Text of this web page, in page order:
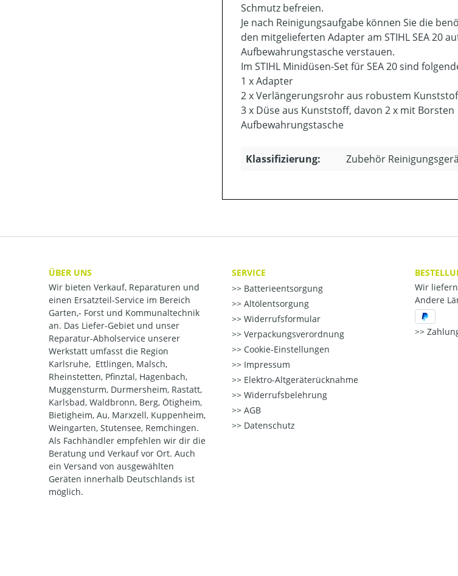
Schmutz befreien.
Je nach Reinigungsaufgabe können Sie die
den mitgelieferten Adapter am STIHL SEA 20
Aufbewahrungstasche verstauen.
Im STIHL Minidüsen-Set für SEA 20 sind
1 x Adapter
2 x Verlängerungsrohr aus robustem
3 x Düse aus Kunststoff, davon 2 x mit Borsten
Aufbewahrungstasche
Klassifizierung: Zubehör
ÜBER UNS
Wir bieten Verkauf, Reparaturen und
einen Ersatzteil-Service im Bereich
Garten,- Forst und Kommunaltechnik
an. Das Liefer-Gebiet und unser
Reparatur-Abholservice unserer
Werkstatt umfasst die Region
Karlsruhe, Ettlingen, Malsch,
Rheinstetten, Pfinztal, Hagenbach,
Muggensturm, Durmersheim, Rastatt,
Karlsbad, Waldbronn, Berg, Ötigheim,
Bietigheim, Au, Marxzell, Kuppenheim,
Weingarten, Stutensee, Remchingen.
Als Fachhändler empfehlen wir dir die
Beratung und Verkauf vor Ort. Auch
ein Versand von ausgewählten
Geräten innerhalb Deutschlands ist
möglich.
SERVICE
Batterieentsorgung
Altölentsorgung
Widerrufsformular
Verpackungsverordnung
Cookie-Einstellungen
Impressum
Elektro-Altgeräterücknahme
Widerrufsbelehrung
AGB
Datenschutz
Wir
Andere